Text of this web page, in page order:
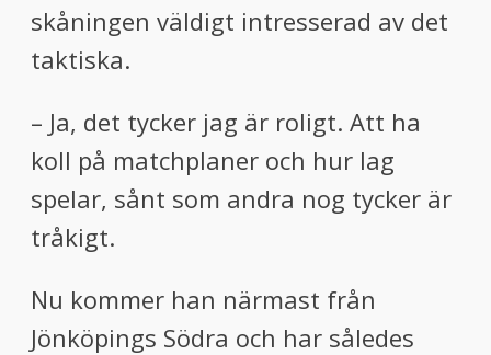
skåningen väldigt intresserad av det
taktiska.
– Ja, det tycker jag är roligt. Att ha
koll på matchplaner och hur lag
spelar, sånt som andra nog tycker är
tråkigt.
Nu kommer han närmast från
Jönköpings Södra och har således